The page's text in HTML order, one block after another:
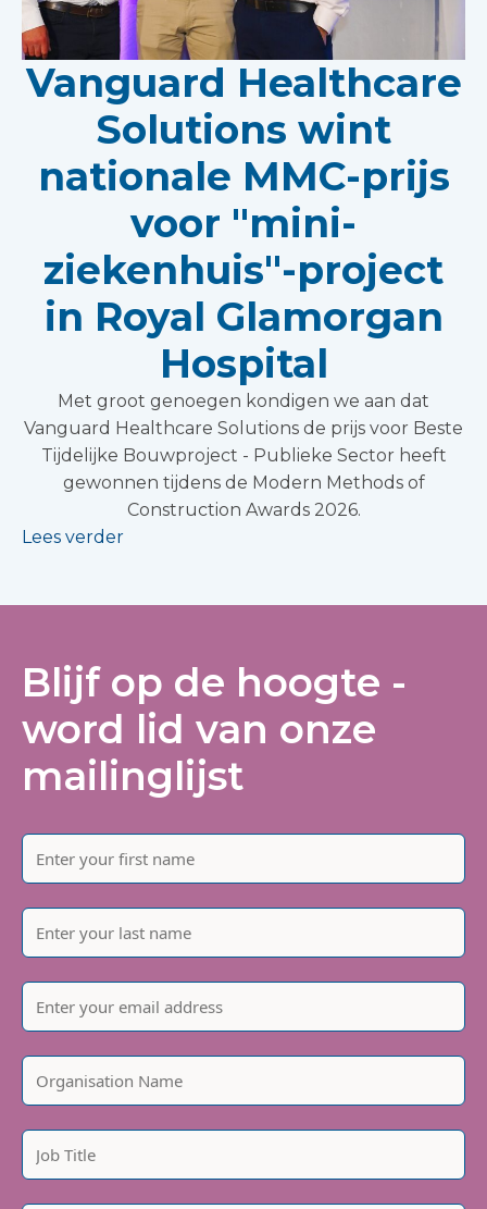
Vanguard Healthcare
Solutions wint
nationale MMC-prijs
voor "mini-
ziekenhuis"-project
in Royal Glamorgan
Hospital
Met groot genoegen kondigen we aan dat
Vanguard Healthcare Solutions de prijs voor Beste
Tijdelijke Bouwproject - Publieke Sector heeft
gewonnen tijdens de Modern Methods of
Construction Awards 2026.
Lees verder
Blijf op de hoogte -
word lid van onze
mailinglijst